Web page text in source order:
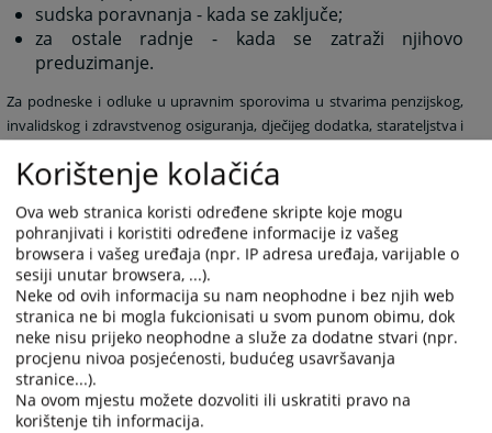
sudska poravnanja - kada se zaključe;
za ostale radnje - kada se zatraži njihovo
preduzimanje.
Za podneske i odluke u upravnim sporovima u stvarima penzijskog,
invalidskog i zdravstvenog osiguranja, dječijeg dodatka, starateljstva i
odbačena, a taksena obaveza nastaje danom pravosnažnosti odluke
kojom je tužba odbijena ili obačena.
Ako stranka sudu dostavi podnesak bez dokaza o paćenoj taksi, sud
će pozvati stranku, odnosno njenog punomoćnika da uplati
odgovarajuću taksu u roku od 8 (osam) dana, pa u koliko stranka ne
uplati taksu u ovom roku sud će nastaviti postupak i pristupiti
prinudnoj naplati takse.
5486PREGLEDA
Korištenje kolačića
Ova web stranica koristi određene skripte koje mogu
pohranjivati i koristiti određene informacije iz vašeg
browsera i vašeg uređaja (npr. IP adresa uređaja, varijable o
sesiji unutar browsera, ...).
Neke od ovih informacija su nam neophodne i bez njih web
stranica ne bi mogla fukcionisati u svom punom obimu, dok
neke nisu prijeko neophodne a služe za dodatne stvari (npr.
procjenu nivoa posjećenosti, budućeg usavršavanja
stranice...).
Na ovom mjestu možete dozvoliti ili uskratiti pravo na
korištenje tih informacija.